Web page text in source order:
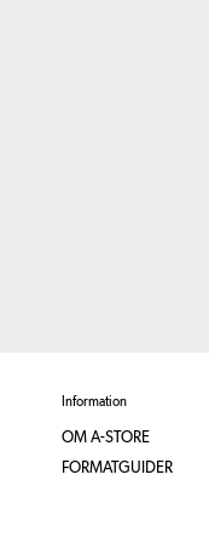
Information
OM A-STORE
FORMATGUIDER